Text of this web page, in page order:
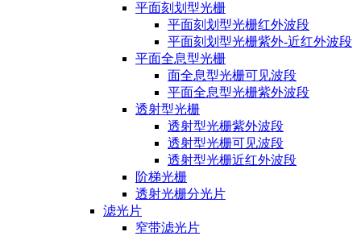
平面刻划型光栅
平面刻划型光栅红外波段
平面刻划型光栅紫外-近红外波段
平面全息型光栅
面全息型光栅可见波段
平面全息型光栅紫外波段
透射型光栅
透射型光栅紫外波段
透射型光栅可见波段
透射型光栅近红外波段
阶梯光栅
透射光栅分光片
滤光片
窄带滤光片